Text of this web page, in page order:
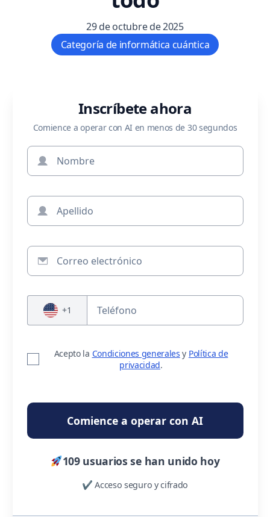
29 de octubre de 2025
Categoría de informática cuántica
Inscríbete ahora
Comience a operar con AI en menos de 30 segundos
+1
Acepto la Condiciones generales y Política de
privacidad.
Comience a operar con AI
109 usuarios se han unido hoy
✔ Acceso seguro y cifrado